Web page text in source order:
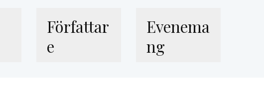
Författar
e
Evenema
ng